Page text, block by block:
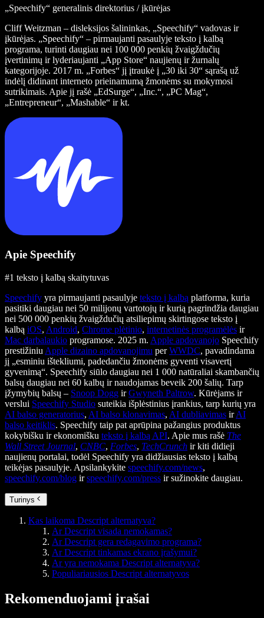
„Speechify“ generalinis direktorius / įkūrėjas
Cliff Weitzman – disleksijos šalininkas, „Speechify“ vadovas ir
įkūrėjas. „Speechify“ – pirmaujanti pasaulyje teksto į kalbą
programa, turinti daugiau nei 100 000 penkių žvaigždučių
įvertinimų ir lyderiaujanti „App Store“ naujienų ir žurnalų
kategorijoje. 2017 m. „Forbes“ jį įtraukė į „30 iki 30“ sąrašą už
indėlį didinant interneto prieinamumą žmonėms su mokymosi
sutrikimais. Apie jį rašė „EdSurge“, „Inc.“, „PC Mag“,
„Entrepreneur“, „Mashable“ ir kt.
Apie Speechify
#1 teksto į kalbą skaitytuvas
Speechify yra pirmaujanti pasaulyje teksto į kalbą platforma, kuria
pasitiki daugiau nei 50 milijonų vartotojų ir kurią pagrindžia daugiau
nei 500 000 penkių žvaigždučių atsiliepimų skirtingose teksto į
kalbą iOS, Android, Chrome plėtinio, internetinės programėlės ir
Mac darbalaukio programose. 2025 m. Apple apdovanojo Speechify
prestižiniu Apple dizaino apdovanojimu perWWDC, pavadindama
jį „esminiu ištekliumi, padedančiu žmonėms gyventi visavertį
gyvenimą“. Speechify siūlo daugiau nei 1 000 natūraliai skambančių
balsų daugiau nei 60 kalbų ir naudojamas beveik 200 šalių. Tarp
įžymybių balsų – Snoop Dogg irGwyneth Paltrow. Kūrėjams ir
verslui Speechify Studio suteikia išplėstinius įrankius, tarp kurių yra
AI balso generatorius, AI balso klonavimas, AI dubliavimas irAI
balso keitiklis. Speechify taip pat aprūpina pažangius produktus
kokybišku ir ekonomišku teksto į kalbą API. Apie mus rašė The
Wall Street Journal, CNBC, Forbes, TechCrunch ir kiti didieji
naujienų portalai, todėl Speechify yra didžiausias teksto į kalbą
teikėjas pasaulyje. Apsilankykite speechify.com/news,
speechify.com/blog irspeechify.com/press ir sužinokite daugiau.
Turinys
Kas laikoma Descript alternatyva?
Ar Descript visada nemokamas?
Ar Descript gera redagavimo programa?
Ar Descript tinkamas ekrano įrašymui?
Ar yra nemokama Descript alternatyva?
Populiariausios Descript alternatyvos
Rekomenduojami įrašai